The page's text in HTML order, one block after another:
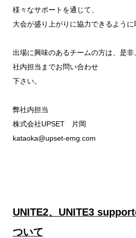
様々なサポートを通じて、
大会が盛り上がりに協力できるように
出場に興味のあるチームの方は、是
社内担当までお問い合わせ
下さい。
弊社内担当
株式会社UPSET 片岡
kataoka@upset-emg.com
UNITE2、UNITE3
ついて